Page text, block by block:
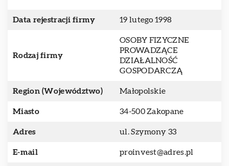
Data rejestracji firmy 19 lutego 1998
Rodzaj firmy
OSOBY FIZYCZNE
PROWADZĄCE
DZIAŁALNOŚĆ
GOSPODARCZĄ
Region (Województwo) Małopolskie
Miasto 34-500 Zakopane
Adres ul. Szymony 33
E-mail proinvest@adres.pl